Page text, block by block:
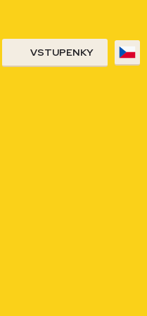
VSTUPENKY